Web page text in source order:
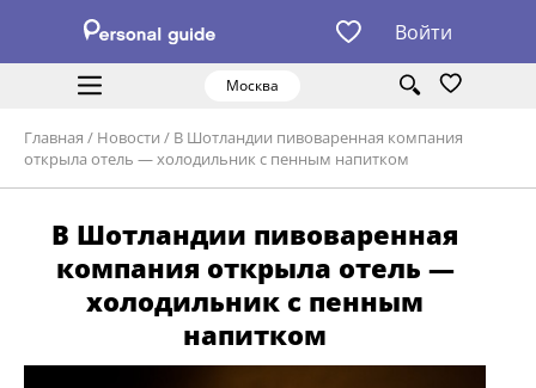
Войти
Москва
Главная / Новости / В Шотландии пивоваренная компания
открыла отель — холодильник с пенным напитком
В Шотландии пивоваренная
компания открыла отель —
холодильник с пенным
напитком